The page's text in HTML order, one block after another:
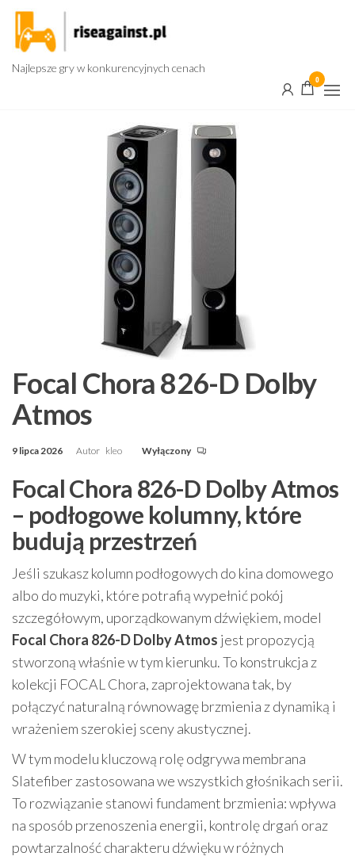
Przejdź
treści
Najlepsze gry w konkurencyjnych cenach
0
Focal Chora 826-D Dolby
Atmos
9 lipca 2026 Autor kleo Wyłączony
Focal Chora 826-D Dolby Atmos
– podłogowe kolumny, które
budują przestrzeń
Jeśli szukasz kolumn podłogowych do kina domowego
albo do muzyki, które potrafią wypełnić pokój
szczegółowym, uporządkowanym dźwiękiem, model
Focal Chora 826-D Dolby Atmos jest propozycją
stworzoną właśnie w tym kierunku. To konstrukcja z
kolekcji FOCAL Chora, zaprojektowana tak, by
połączyć naturalną równowagę brzmienia z dynamiką i
wrażeniem szerokiej sceny akustycznej.
W tym modelu kluczową rolę odgrywa membrana
Slatefiber zastosowana we wszystkich głośnikach serii.
To rozwiązanie stanowi fundament brzmienia: wpływa
na sposób przenoszenia energii, kontrolę drgań oraz
powtarzalność charakteru dźwięku w różnych